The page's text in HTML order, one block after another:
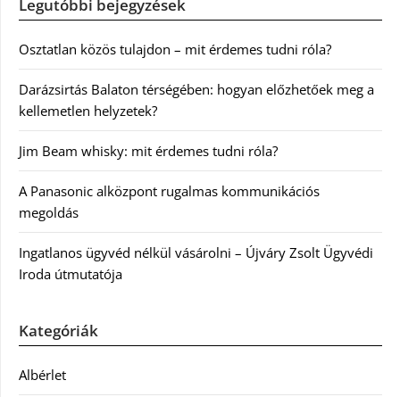
Legutóbbi bejegyzések
Osztatlan közös tulajdon – mit érdemes tudni róla?
Darázsirtás Balaton térségében: hogyan előzhetőek meg a
kellemetlen helyzetek?
Jim Beam whisky: mit érdemes tudni róla?
A Panasonic alközpont rugalmas kommunikációs
megoldás
Ingatlanos ügyvéd nélkül vásárolni – Újváry Zsolt Ügyvédi
Iroda útmutatója
Kategóriák
Albérlet